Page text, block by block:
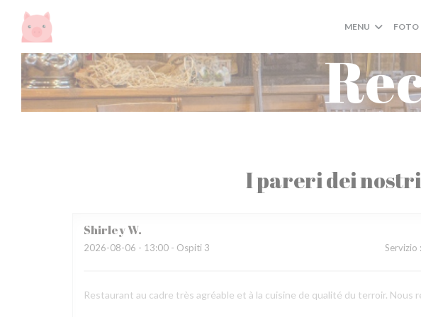
Personalizzazione delle tue scelte sui cookie
MENU FOTO
I pareri dei
ShirleyW
2026-08-06 - 13:00 - Ospiti 3 Servizio :
Restaurant au cadre très agréable et à la cuisine de qualité du terroir. Nous